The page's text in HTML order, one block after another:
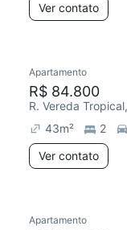
Ver contato
Apartamento
R$ 84.800
R. Vereda
43m² 2
Ver contato
Apartamento